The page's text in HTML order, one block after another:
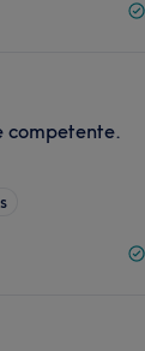
competente.